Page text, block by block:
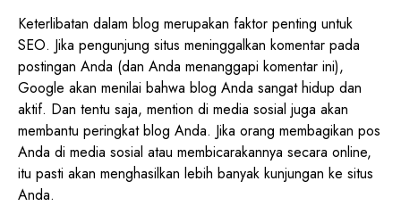
Keterlibatan dalam blog merupakan faktor penting untuk
SEO. Jika pengunjung situs meninggalkan komentar pada
postingan Anda (dan Anda menanggapi komentar ini),
Google akan menilai bahwa blog Anda sangat hidup dan
aktif. Dan tentu saja, mention di media sosial juga akan
membantu peringkat blog Anda. Jika orang membagikan pos
Anda di media sosial atau membicarakannya secara online,
itu pasti akan menghasilkan lebih banyak kunjungan ke situs
Anda.